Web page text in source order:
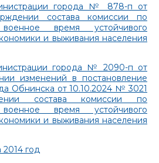
города № 878-п от
состава комиссии по
время устойчивого
и выживания населения
города № 2090-п от
изменений в постановление
Обнинска от 10.10.2024 № 3021
состава комиссии по
время устойчивого
и выживания населения
год